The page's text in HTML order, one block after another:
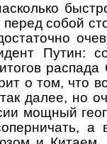
перед собой
Путин:
о том, что
далее, но
мощный
а